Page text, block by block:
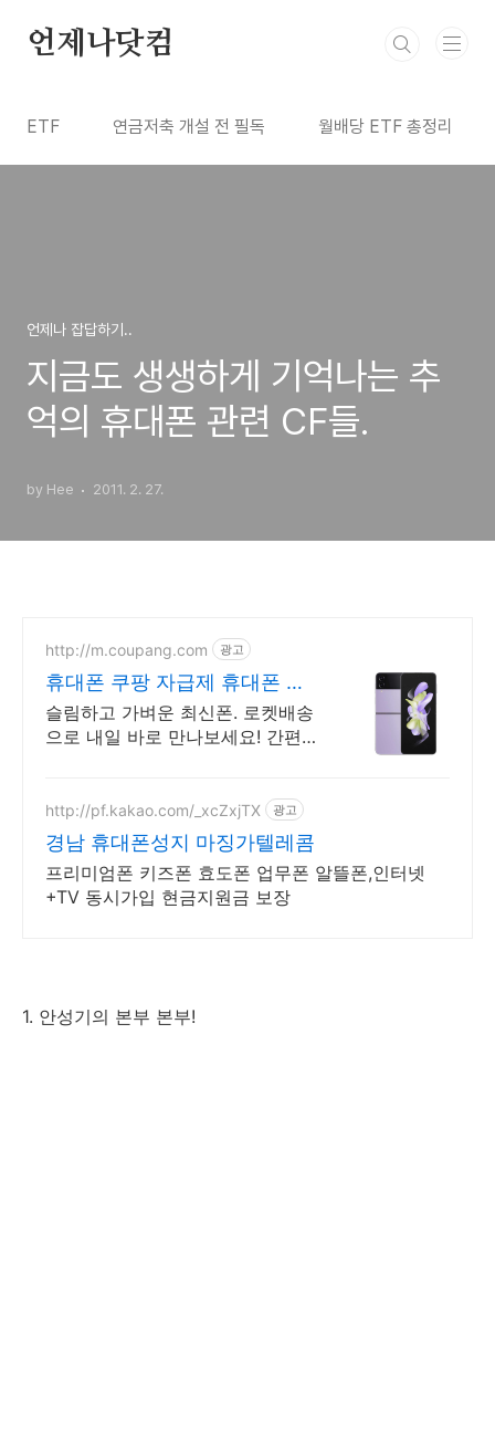
언제나닷컴
ETF 연금저축 개설 전 필독 월배당 ETF 총정리
언제나 잡답하기..
지금도 생생하게 기억나는 추
억의 휴대폰 관련 CF들.
by Hee 2011. 2. 27.
http://m.coupang.com 광고
휴대폰 쿠팡 자급제 휴대폰 특
가
슬림하고 가벼운 최신폰. 로켓배송
으로 내일 바로 만나보세요! 간편
http://pf.kakao.com/_xcZxjTX 광고
경남 휴대폰성지 마징가텔레콤
프리미엄폰 키즈폰 효도폰 업무폰 알뜰폰,인터넷
+TV 동시가입 현금지원금 보장
1. 안성기의 본부 본부!